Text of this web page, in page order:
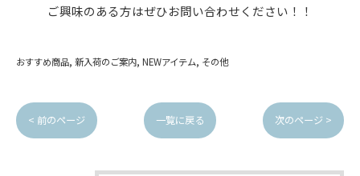
ご興味のある方はぜひお問い合わせください！！
おすすめ商品 新入荷のご案内 NEWアイテム その他
< 前のページ 一覧に戻る 次のページ >